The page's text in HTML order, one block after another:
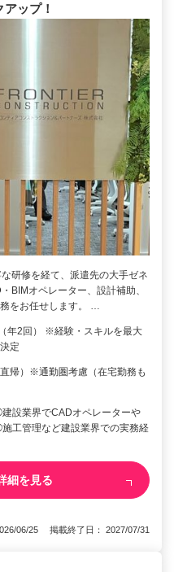
ップ！
研修を経て、派遣先の大手ゼネ
BIMオペレーター、設計補助、
をお任せします。 …
年2回） ※経験・スキルを最大
定
帰）※通勤圏考慮（在宅勤務も
設業界でCADオペレーターや
工管理など建設業界での実務経
細を見る
06/25 掲載終了日： 2027/07/31